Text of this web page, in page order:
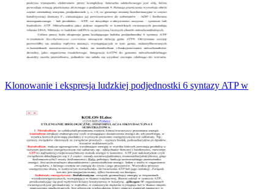
Klonowanie i ekspresja ludzkiej podjednostki 6 syntazy ATP w